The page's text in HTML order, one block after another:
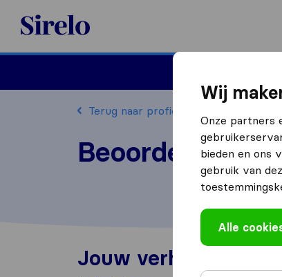
Sirelo.nl
Terug naar profiel
Beoordeel Snel
Jouw verhuiservaring
Wij
Onze partners
bieden en ons
gebruik van
Alle